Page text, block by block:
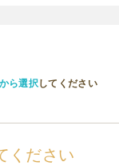
ら選択してください
ください